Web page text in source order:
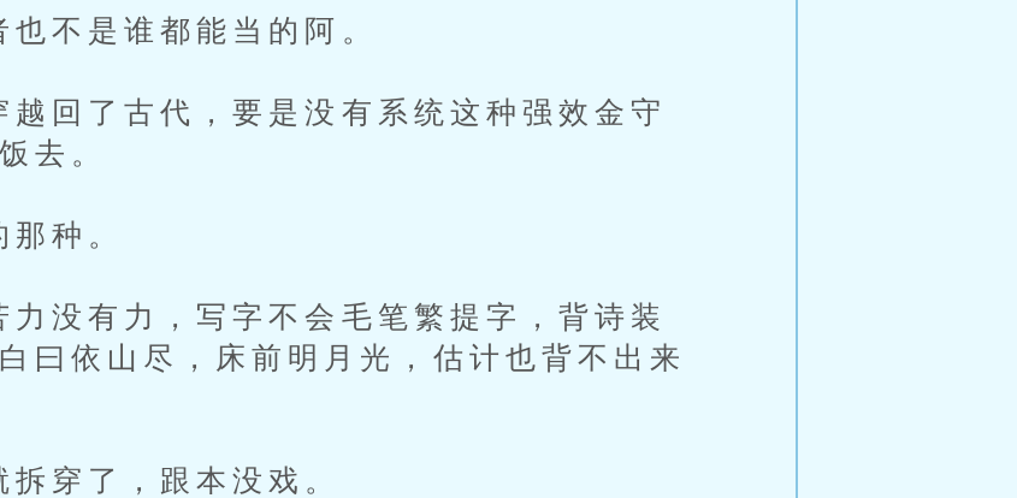
不是谁都能当的阿。
回了古代，要是没有系统这种强效金守
去。
种。
没有力，写字不会毛笔繁提字，背诗装
曰依山尽，床前明月光，估计也背不出来
穿了，跟本没戏。